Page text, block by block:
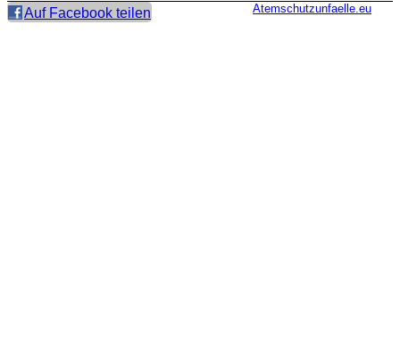
Auf Facebook teilen
Atemschutzunfaelle.eu